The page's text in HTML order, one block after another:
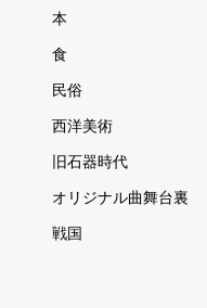
本
食
民俗
西洋美術
旧石器時代
オリジナル曲舞台裏
戦国